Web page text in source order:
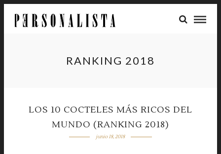
RANKING 2018
LOS 10 COCTELES MÁS RICOS DEL
MUNDO (RANKING 2018)
junio 18, 2018